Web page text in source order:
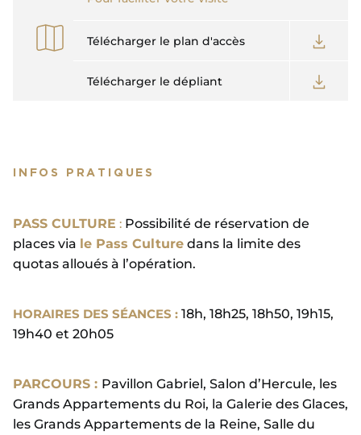
Télécharger le plan d'accès
Télécharger le dépliant
INFOS PRATIQUES
PASS CULTURE : Possibilité de réservation de
places via le Pass Culture dans la limite des
quotas alloués à l’opération.
HORAIRES DES SÉANCES : 18h, 18h25, 18h50, 19h15,
19h40 et 20h05
PARCOURS : Pavillon Gabriel, Salon d’Hercule, les
Grands Appartements du Roi, la Galerie des Glaces,
les Grands Appartements de la Reine, Salle du